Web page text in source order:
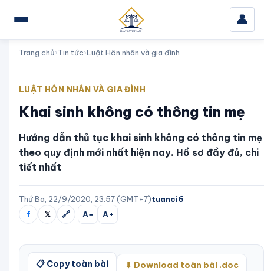
👤
Trang chủ›Tin tức›Luật Hôn nhân và gia đình
LUẬT HÔN NHÂN VÀ GIA ĐÌNH
Khai sinh không có thông tin mẹ
Hướng dẫn thủ tục khai sinh không có thông tin mẹ
theo quy định mới nhất hiện nay. Hồ sơ đầy đủ, chi
tiết nhất
Thứ Ba, 22/9/2020, 23:57 (GMT+7)tuanci6
f 𝕏 🔗 A− A+
📋 Copy toàn bài ⬇ Download toàn bài .doc